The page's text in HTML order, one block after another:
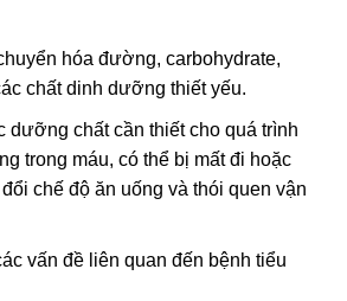
hóa đường, carbohydrate,
chất dinh dưỡng thiết yếu.
dưỡng chất cần thiết cho quá trình
trong máu, có thể bị mất đi hoặc
chế độ ăn uống và thói quen vận
vấn đề liên quan đến bệnh tiểu